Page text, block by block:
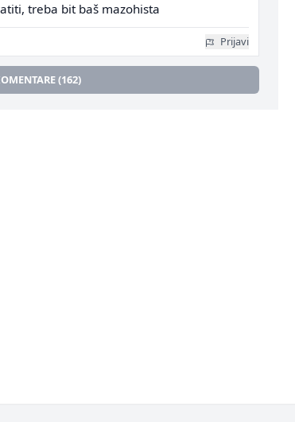
treba bit baš mazohista
Prijavi
(162)